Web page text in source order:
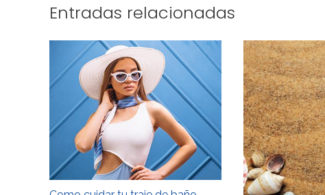
Entradas relacionadas